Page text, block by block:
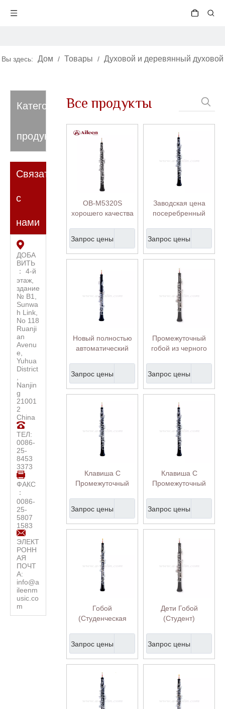
Вы здесь: Дом / Товары / Духовой и деревянный духовой
Категория
продукта
Связаться
с
нами
ДОБА
ВИТЬ
： 4-й
этаж,
здание
№ B1,
Sunwa
h Link,
No 118
Ruanji
an
Avenu
e,
Yuhua
District
Nanjin
g
21001
2
China
ТЕЛ:
0086-
25-
8453
3373
ФАКС
：
0086-
25-
5807
1583
ЭЛЕКТ
РОНН
АЯ
ПОЧТ
А:
info@a
ileenm
usic.co
m
Все продукты
OB-M5320S
хорошего качества
инструмент
Полуавтоматический
Запрос цены
Заводская цена
посеребренный
(OB-GS5418S)
Запрос цены
Новый полностью
автоматический
корпусом (OB-
G4385S)
Запрос цены
Промежуточный
гобой из черного
Запрос цены
Клавиша C
Промежуточный
MS9400S)
Запрос цены
Клавиша C
Промежуточный
MS9400S)
Запрос цены
Гобой
(Студенческая
Запрос цены
Дети Гобой
(Студент)
Запрос цены